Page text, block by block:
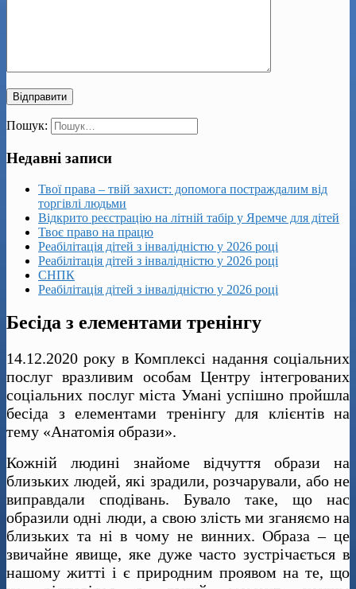
Пошук:
Недавні записи
Твої права – твій захист: допомога постраждалим від
торгівлі людьми
Відкрито реєстрацію на літній табір у Яремче для дітей
Твоє право на працю
Реабілітація дітей з інвалідністю у 2026 році
Реабілітація дітей з інвалідністю у 2026 році
СНПК
Реабілітація дітей з інвалідністю у 2026 році
Бесіда з елементами тренінгу
14.12.2020 року в Комплексі надання соціальних
послуг вразливим особам Центру інтегрованих
соціальних послуг міста Умані успішно пройшла
бесіда з елементами тренінгу для клієнтів на
тему «Анатомія образи».
Кожній людині знайоме відчуття образи на
близьких людей, які зрадили, розчарували, або не
виправдали сподівань. Бувало таке, що нас
образили одні люди, а свою злість ми зганяємо на
близьких та ні в чому не винних. Образа – це
звичайне явище, яке дуже часто зустрічається в
нашому житті і є природним проявом на те, що